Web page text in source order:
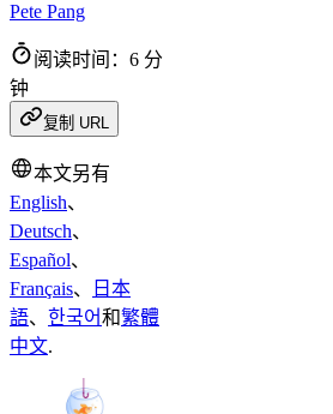
Pete Pang
阅读时间：6 分
钟
复制 URL
本文另有
English、
Deutsch、
Español、
Français、
日本
語、 한국어和繁體
中文.